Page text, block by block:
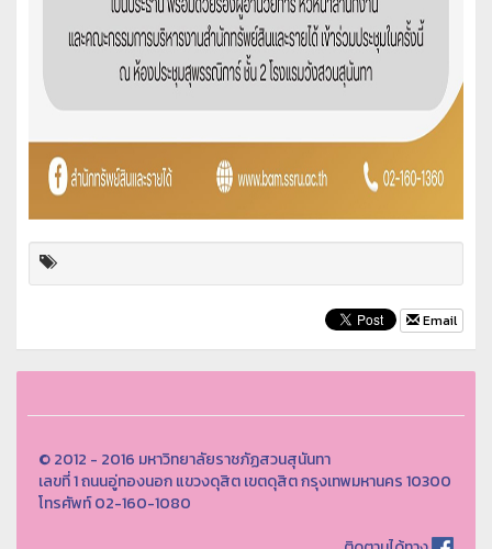
Email
© 2012 - 2016 มหาวิทยาลัยราชภัฏสวนสุนันทา
เลขที่ 1 ถนนอู่ทองนอก แขวงดุสิต เขตดุสิต กรุงเทพมหานคร 10300
โทรศัพท์ 02-160-1080